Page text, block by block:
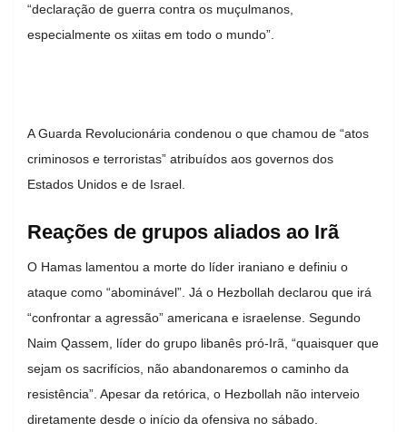
“declaração de guerra contra os muçulmanos,
especialmente os xiitas em todo o mundo”.
A Guarda Revolucionária condenou o que chamou de “atos
criminosos e terroristas” atribuídos aos governos dos
Estados Unidos e de Israel.
Reações de grupos aliados ao Irã
O Hamas lamentou a morte do líder iraniano e definiu o
ataque como “abominável”. Já o Hezbollah declarou que irá
“confrontar a agressão” americana e israelense. Segundo
Naim Qassem , líder do grupo libanês pró-Irã, “quaisquer que
sejam os sacrifícios, não abandonaremos o caminho da
resistência”. Apesar da retórica, o Hezbollah não interveio
diretamente desde o início da ofensiva no sábado.